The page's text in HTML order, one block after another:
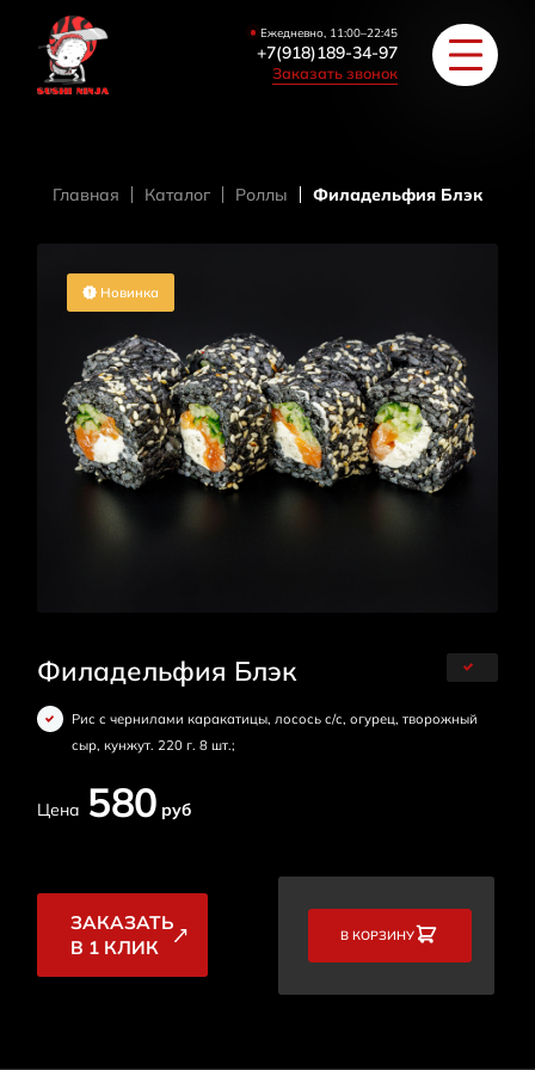
Ежедневно, 11:00–22:45
+7(918)189-34-97
Заказать звонок
ПИЦЦА/БУРГЕРЫ
ЗАКУСКИ / СУПЫ
COУС / ИМБИРЬ
HAПИТКИ
Главная Каталог Роллы Филадельфия Блэк
Новинка
Филадельфия Блэк
Рис с чернилами каракатицы, лосось с/с, огурец, творожный
сыр, кунжут. 220 г. 8 шт.;
Цена 580 руб
ЗАКАЗАТЬ
В 1 КЛИК
В КОРЗИНУ